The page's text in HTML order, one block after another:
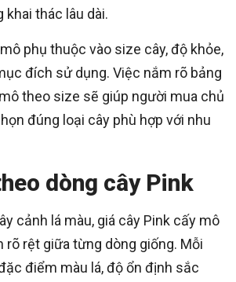
khai thác lâu dài.
phụ thuộc vào size cây, độ khỏe,
đích sử dụng. Việc nắm rõ bảng
theo size sẽ giúp người mua chủ
đúng loại cây phù hợp với nhu
dòng cây Pink
cảnh lá màu, giá cây Pink cấy mô
rõ rệt giữa từng dòng giống. Mỗi
điểm màu lá, độ ổn định sắc